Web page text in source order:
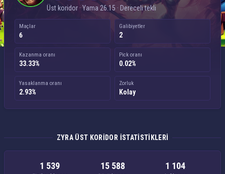
Üst koridor · Yama 26.15 · Dereceli tekli
Maçlar
6
Galibiyetler
2
Kazanma oranı
33.33%
Pick oranı
0.02%
Yasaklanma oranı
2.93%
Zorluk
Kolay
ZYRA ÜST KORIDOR ISTATISTIKLERI
1 539 15 588 1 104